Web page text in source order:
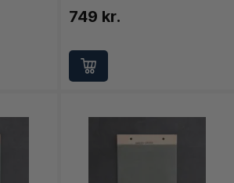
749 kr.